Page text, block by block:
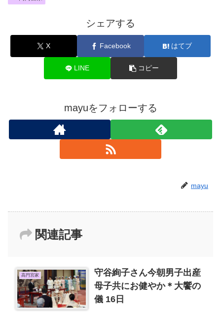
シェアする
X Facebook はてブ
LINE コピー
mayuをフォローする
mayu
関連記事
高円宮家
守谷絢子さん今朝男子出産
母子共にお健やか＊大饗の
儀 16日